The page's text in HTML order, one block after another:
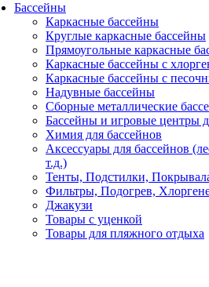
Бассейны
Каркасные бассейны
Круглые каркасные бассейны
Прямоугольные каркасные
Каркасные бассейны с
Каркасные бассейны с
Надувные бассейны
Сборные металлические
Бассейны и игровые центры
Химия для бассейнов
Аксессуары для бассейнов
т.д.)
Тенты, Подстилки,
Фильтры, Подогрев,
Джакузи
Товары с уценкой
Товары для пляжного отдыха